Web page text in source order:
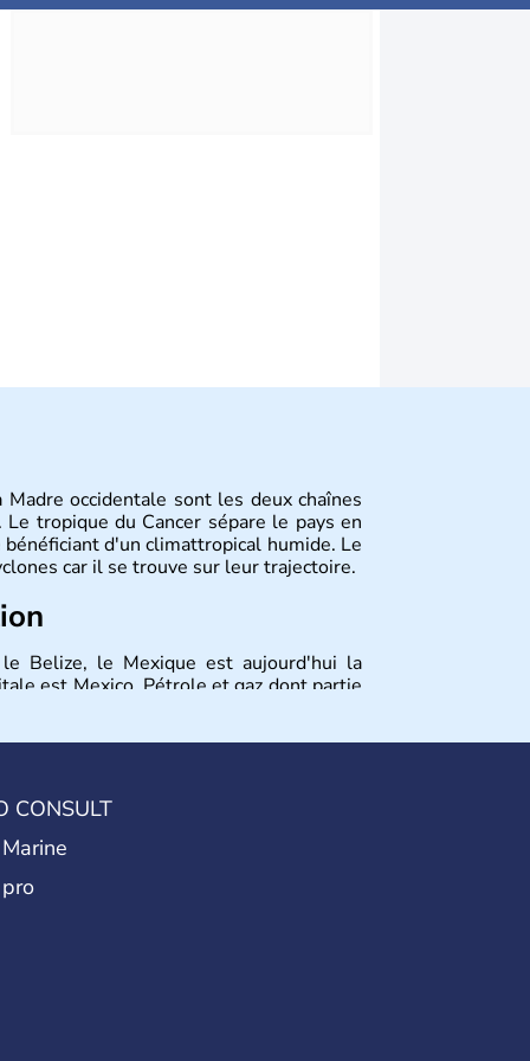
occidentale sont les deux chaînes
tropique du Cancer sépare le pays en
d'un climattropical humide. Le
car il se trouve sur leur trajectoire.
Belize, le Mexique est aujourd'hui la
est Mexico. Pétrole et gaz dont partie
CONSULT